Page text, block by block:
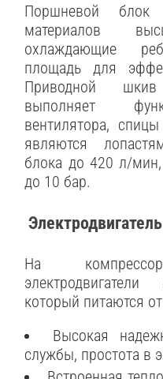
Поршневой блок
материалов
охлаждающие
площадь для
Приводной
выполняет
вентилятора,
являются
блока до 420 л/
до 10 бар.
Электродвигатель
На
который питаются
Высокая
службы, простота в